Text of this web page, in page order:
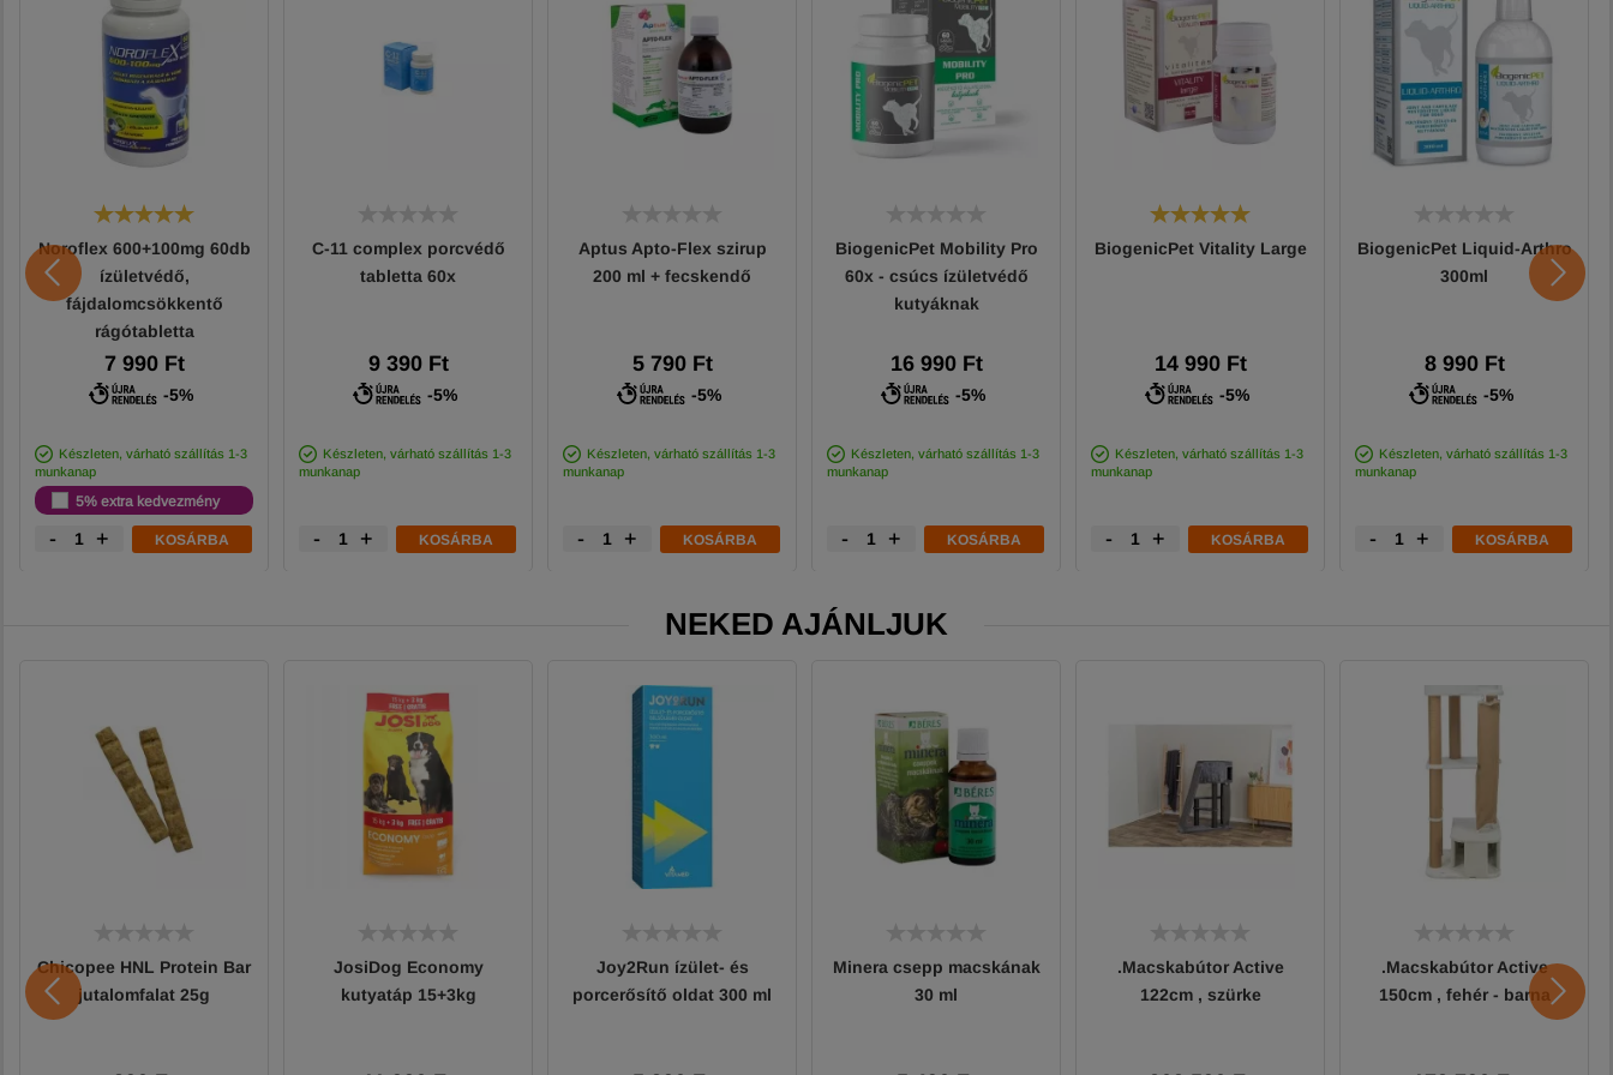
Noroflex 600+100mg 60db
ízületvédő,
fájdalomcsökkentő
rágótabletta
7 990 Ft
-5%
Készleten, várható szállítás 1-3
munkanap
5% extra kedvezmény
- + KOSÁRBA
C-11 complex porcvédő
tabletta 60x
9 390 Ft
-5%
Készleten, várható szállítás 1-3
munkanap
- + KOSÁRBA
Aptus Apto-Flex szirup
200 ml + fecskendő
5 790 Ft
-5%
Készleten, várható szállítás 1-3
munkanap
- + KOSÁRBA
BiogenicPet Mobility Pro
60x - csúcs ízületvédő
kutyáknak
16 990 Ft
-5%
Készleten, várható szállítás 1-3
munkanap
- + KOSÁRBA
BiogenicPet Vitality Large
14 990 Ft
-5%
Készleten, várható szállítás 1-3
munkanap
- + KOSÁRBA
BiogenicPet Liquid-Arthro
300ml
8 990 Ft
-5%
Készleten, várható szállítás 1-3
munkanap
- + KOSÁRBA
NEKED AJÁNLJUK
Chicopee HNL Protein Bar
jutalomfalat 25g
JosiDog Economy
kutyatáp 15+3kg
Joy2Run ízület- és
porcerősítő oldat 300 ml
Minera csepp macskának
30 ml
.Macskabútor Active
122cm , szürke
.Macskabútor Active
150cm , fehér - barna